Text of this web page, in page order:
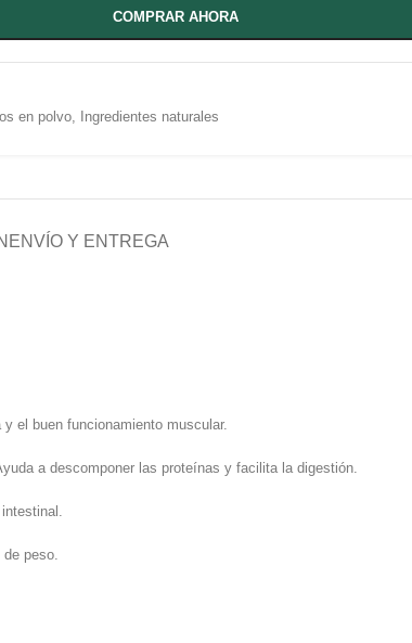
COMPRAR AHORA
en polvo, Ingredientes naturales
ENVÍO Y ENTREGA
el buen funcionamiento muscular.
a descomponer las proteínas y facilita la digestión.
peso.